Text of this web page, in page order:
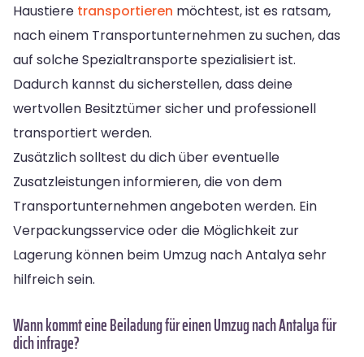
Haustiere transportieren möchtest, ist es ratsam,
nach einem Transportunternehmen zu suchen, das
auf solche Spezialtransporte spezialisiert ist.
Dadurch kannst du sicherstellen, dass deine
wertvollen Besitztümer sicher und professionell
transportiert werden.
Zusätzlich solltest du dich über eventuelle
Zusatzleistungen informieren, die von dem
Transportunternehmen angeboten werden. Ein
Verpackungsservice oder die Möglichkeit zur
Lagerung können beim Umzug nach Antalya sehr
hilfreich sein.
Wann kommt eine Beiladung für einen Umzug nach Antalya für
dich infrage?